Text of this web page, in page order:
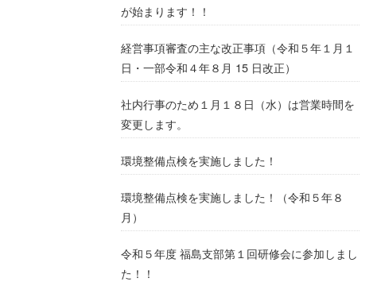
が始まります！！
経営事項審査の主な改正事項（令和５年１月１
日・一部令和４年８月 15 日改正）
社内行事のため１月１８日（水）は営業時間を
変更します。
環境整備点検を実施しました！
環境整備点検を実施しました！（令和５年８
月）
令和５年度 福島支部第１回研修会に参加しまし
た！！